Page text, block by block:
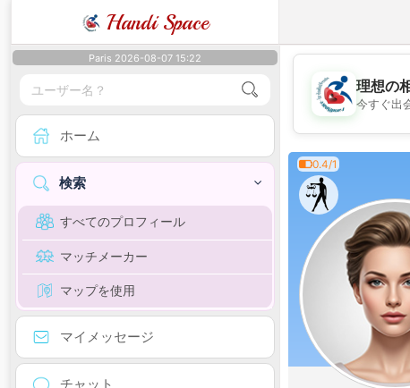
Handi Space
Paris 2026-08-07 15:22
ホーム
検索
すべてのプロフィール
マッチメーカー
マップを使用
マイメッセージ
チャット
理想の
今すぐ出
0.4/1